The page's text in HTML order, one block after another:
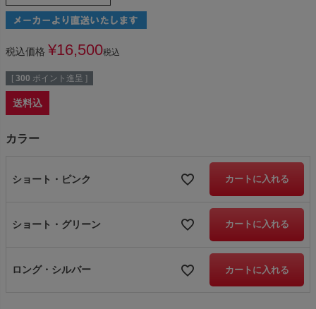
税込価格 ¥16,500税込
[ 300 ポイント進呈 ]
送料込
カラー
ショート・ピンク カートに入れる
ショート・グリーン カートに入れる
ロング・シルバー カートに入れる